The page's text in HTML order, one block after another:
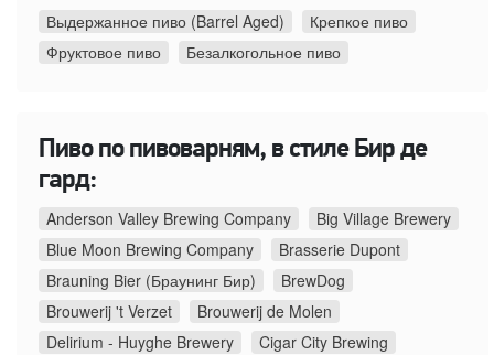
Выдержанное пиво (Barrel Aged)
Крепкое пиво
Фруктовое пиво
Безалкогольное пиво
Пиво по пивоварням, в стиле Бир де
гард:
Anderson Valley Brewing Company
Big Village Brewery
Blue Moon Brewing Company
Brasserie Dupont
Brauning Bier (Браунинг Бир)
BrewDog
Brouwerij 't Verzet
Brouwerij de Molen
Delirium - Huyghe Brewery
Cigar City Brewing